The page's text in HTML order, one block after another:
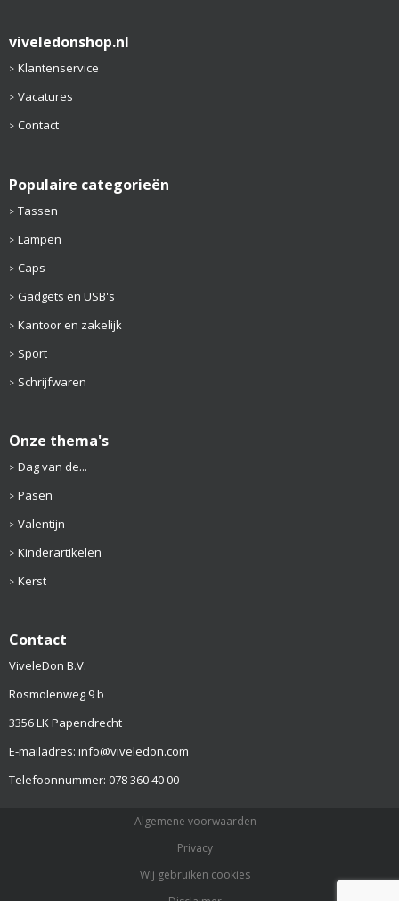
viveledonshop.nl
Klantenservice
Vacatures
Contact
Populaire categorieën
Tassen
Lampen
Caps
Gadgets en USB's
Kantoor en zakelijk
Sport
Schrijfwaren
Onze thema's
Dag van de...
Pasen
Valentijn
Kinderartikelen
Kerst
Contact
ViveleDon B.V.
Rosmolenweg 9 b
3356 LK Papendrecht
E-mailadres: info@viveledon.com
Telefoonnummer: 078 360 40 00
Algemene voorwaarden
Privacy
Wij gebruiken cookies